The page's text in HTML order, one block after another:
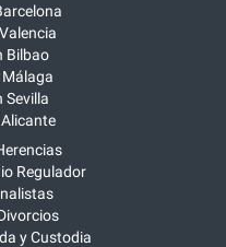
Bilbao
Sevilla
Regulador
y Custodia